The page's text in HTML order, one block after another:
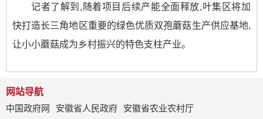
记者了解到,随着项目后续产能全面释放,叶集区将加
快打造长三角地区重要的绿色优质双孢蘑菇生产供应基地,
让小小蘑菇成为乡村振兴的特色支柱产业。
网站导航
中国政府网
安徽省人民政府
安徽省农业农村厅